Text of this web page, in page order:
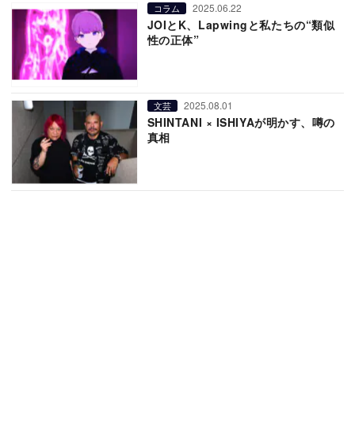
コラム 2025.06.22
JOIとK、Lapwingと私たちの“類似
性の正体”
文芸 2025.08.01
SHINTANI × ISHIYAが明かす、噂の
真相